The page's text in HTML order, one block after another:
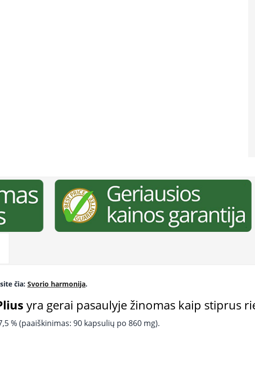
čia: Svorio harmonija.
yra gerai pasaulyje žinomas kaip stiprus
% (paaiškinimas: 90 kapsulių po 860 mg).